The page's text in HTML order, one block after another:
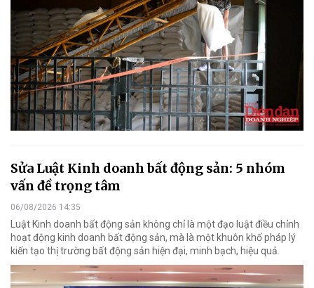
Sửa Luật Kinh doanh bất động sản: 5 nhóm
vấn đề trọng tâm
06/08/2026 14:35
Luật Kinh doanh bất động sản không chỉ là một đạo luật điều chỉnh
hoạt động kinh doanh bất động sản, mà là một khuôn khổ pháp lý
kiến tạo thị trường bất động sản hiện đại, minh bạch, hiệu quả.